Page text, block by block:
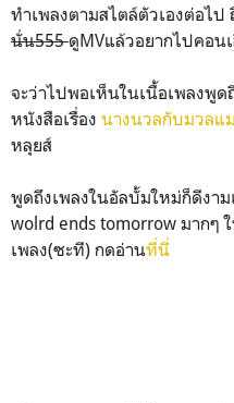
ทำเพลงตามสไตล์ตัวเองต่อไป
นั่น555ดูMVแล้วอยากไปคอน
จะว่าไปพอเห็นในเนื้อเพลงพู
หนังสือเรื่อง นางนวลกับมวลแ
หลุยส์
พูดถึงเพลงในอัลบั้มใหม่ก็ดีงาม
wolrd ends tomorrow มากๆ
เพลง(ซะที) กดอ่านที่นี่